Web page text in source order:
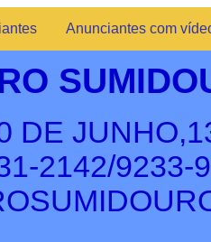
Anunciantes com
DE
2142/9233-